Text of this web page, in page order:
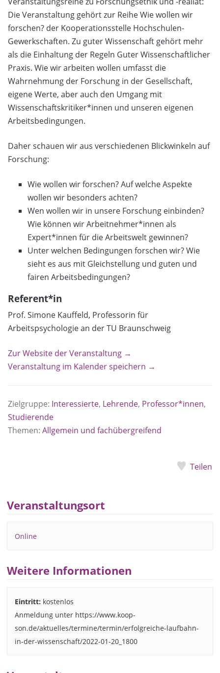
Die Veranstaltung gehört zur Reihe Wie wollen wir
forschen? der Kooperationsstelle Hochschulen-
Gewerkschaften. Zu guter Wissenschaft gehört mehr
als die Einhaltung der Regeln Guter Wissenschaftlicher
Praxis. Wie wir arbeiten wollen umfasst die
Wahrnehmung der Forschung in der Gesellschaft,
eigene Werte, aber auch den Umgang mit
Wissenschaftskritiker*innen und unseren eigenen
Arbeitsbedingungen.
Daher schauen wir aus verschiedenen Blickwinkeln auf
Forschung:
Wie wollen wir forschen? Auf welche Aspekte
wollen wir besonders achten?
Wen wollen wir in unsere Forschung einbinden?
Wie können wir Arbeitnehmer*innen als
Expert*innen für die Arbeitswelt gewinnen?
Unter welchen Bedingungen forschen wir? Wie
sieht es aus mit Gleichstellung und guten und
fairen Arbeitsbedingungen?
Referent*in
Prof. Simone Kauffeld, Professorin für
Arbeitspsychologie an der TU Braunschweig
Zur Website der Veranstaltung →
Veranstaltung im Kalender speichern →
Zielgruppe: Interessierte, Lehrende, Professor*innen,
Studierende
Themen: Allgemein und fachübergreifend
Teilen
Veranstaltungsort
Online
Weitere Informationen
Eintritt: kostenlos
Anmeldung unter https://www.koop-
son.de/aktuelles/termine/termin/erfolgreiche-laufbahn-
in-der-wissenschaft/2022-01-20_1800